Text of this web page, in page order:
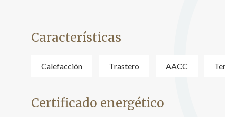
Características
Calefacción Trastero AACC
Certificado energético